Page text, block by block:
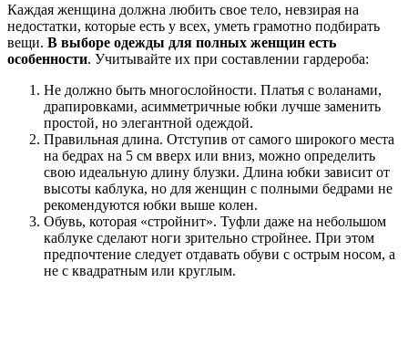
Каждая женщина должна любить свое тело, невзирая на
недостатки, которые есть у всех, уметь грамотно подбирать
вещи. В выборе одежды для полных женщин есть
особенности. Учитывайте их при составлении гардероба:
Не должно быть многослойности. Платья с воланами,
драпировками, асимметричные юбки лучше заменить
простой, но элегантной одеждой.
Правильная длина. Отступив от самого широкого места
на бедрах на 5 см вверх или вниз, можно определить
свою идеальную длину блузки. Длина юбки зависит от
высоты каблука, но для женщин с полными бедрами не
рекомендуются юбки выше колен.
Обувь, которая «стройнит». Туфли даже на небольшом
каблуке сделают ноги зрительно стройнее. При этом
предпочтение следует отдавать обуви с острым носом, а
не с квадратным или круглым.